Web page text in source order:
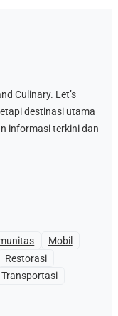
Culinary. Let’s
destinasi utama
informasi terkini dan
Mobil
Restorasi
Transportasi